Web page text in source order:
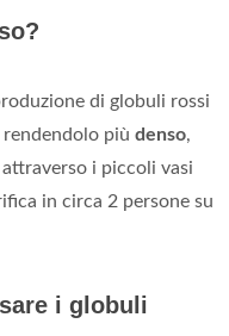
di globuli rossi
rendendolo più denso,
i piccoli vasi
in circa 2 persone su
i globuli